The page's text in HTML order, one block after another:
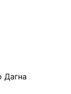
Дагна